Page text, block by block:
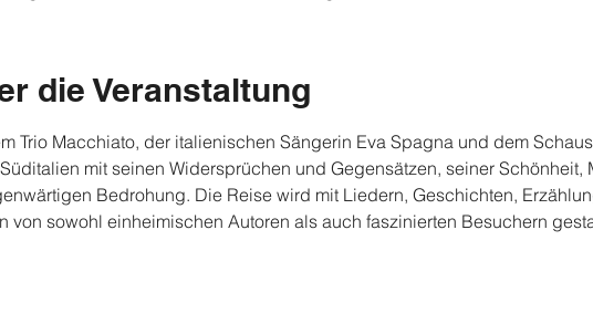
die Veranstaltung
Trio Macchiato, der italienischen Sängerin Eva Spagna und dem
mit seinen Widersprüchen und Gegensätzen, seiner
Bedrohung. Die Reise wird mit Liedern, Geschichten,
von sowohl einheimischen Autoren als auch faszinierten Besuchern